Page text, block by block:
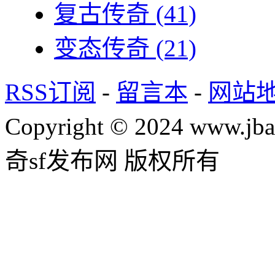
复古传奇 (41)
变态传奇 (21)
RSS订阅 - 留言本 - 网站
Copyright © 2024
奇sf发布网 版权所有